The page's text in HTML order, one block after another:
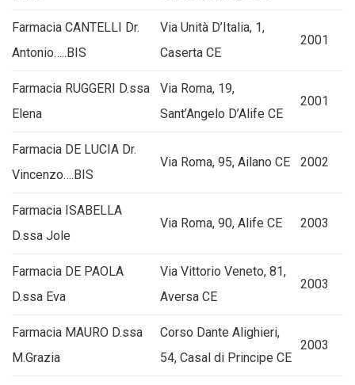
Farmacia CANTELLI Dr.
Antonio…..BIS
Via Unità D’Italia, 1,
Caserta CE
2001
Farmacia RUGGERI D.ssa
Elena
Via Roma, 19,
Sant’Angelo D’Alife CE
2001
Farmacia DE LUCIA Dr.
Vincenzo….BIS
Via Roma, 95, Ailano CE 2002
Farmacia ISABELLA
D.ssa Jole
Via Roma, 90, Alife CE 2003
Farmacia DE PAOLA
D.ssa Eva
Via Vittorio Veneto, 81,
Aversa CE
2003
Farmacia MAURO D.ssa
M.Grazia
Corso Dante Alighieri,
54, Casal di Principe CE
2003